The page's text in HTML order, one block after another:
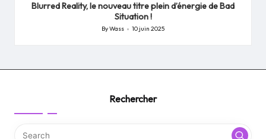
Blurred Reality, le nouveau titre plein d’énergie de Bad
Situation !
Posted
ByWass 10 juin 2025
Rechercher